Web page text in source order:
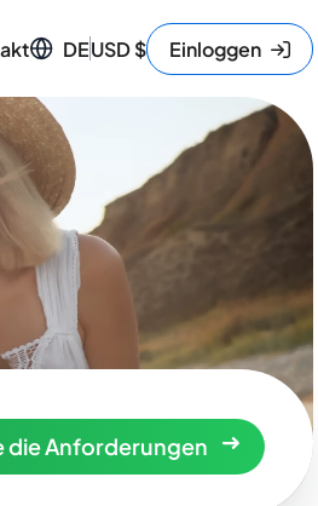
DEUSD$ Einloggen
die Anforderungen